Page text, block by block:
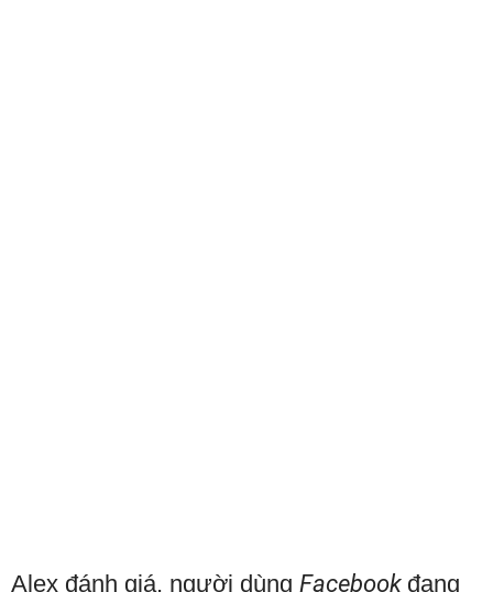
Alex đánh giá, người dùng Facebook đang